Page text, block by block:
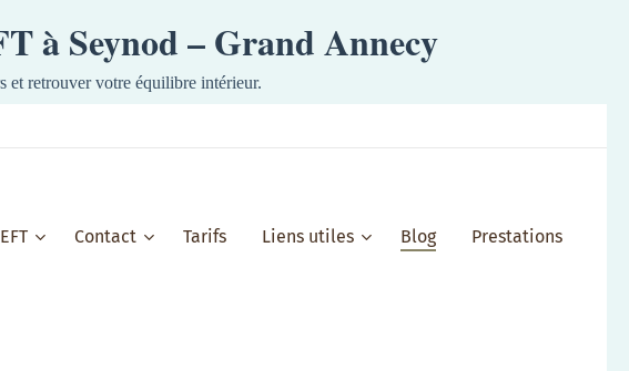
à Seynod – Grand Annecy
et retrouver votre équilibre intérieur.
EFT Contact Tarifs Liens utiles Blog Prestations